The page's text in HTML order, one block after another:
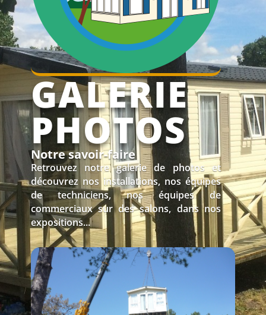
GALERIE
PHOTOS
Notre savoir-faire
Retrouvez notre galerie de photos et
découvrez nos installations, nos équipes
de techniciens, nos équipes de
commerciaux sur des salons, dans nos
expositions...